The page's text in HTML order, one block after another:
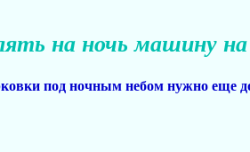
на ночь машину
под ночным небом нужно еще